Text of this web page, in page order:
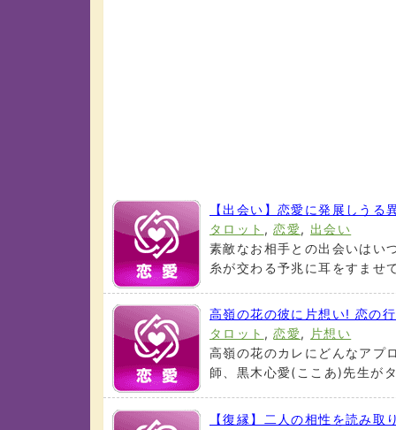
【出会い】恋愛に発展しう
タロット ,恋愛, 出会い
素敵なお相手との出会いはい
糸が交わる予兆に耳をすませ
高嶺の花の彼に片想い! 恋の
タロット ,恋愛, 片想い
高嶺の花のカレにどんなアプ
師、黒木心愛(ここあ)先生が
【復縁】二人の相性を読み取